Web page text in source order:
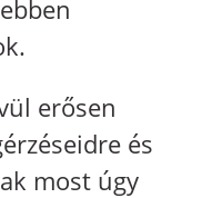
erősen
és
most úgy